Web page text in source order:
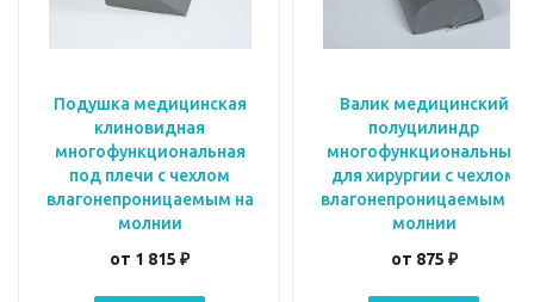
Подушка медицинская
клиновидная
многофункциональная
под плечи с чехлом
влагонепроницаемым на
молнии
от 1 815 ₽
Валик медицинский
полуцилиндр
многофункциональный
для хирургии с чехлом
влагонепроницаемым на
молнии
от 875 ₽